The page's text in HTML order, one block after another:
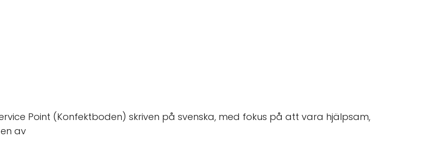
Point (Konfektboden) skriven på svenska, med fokus på att vara hjälpsam,
av